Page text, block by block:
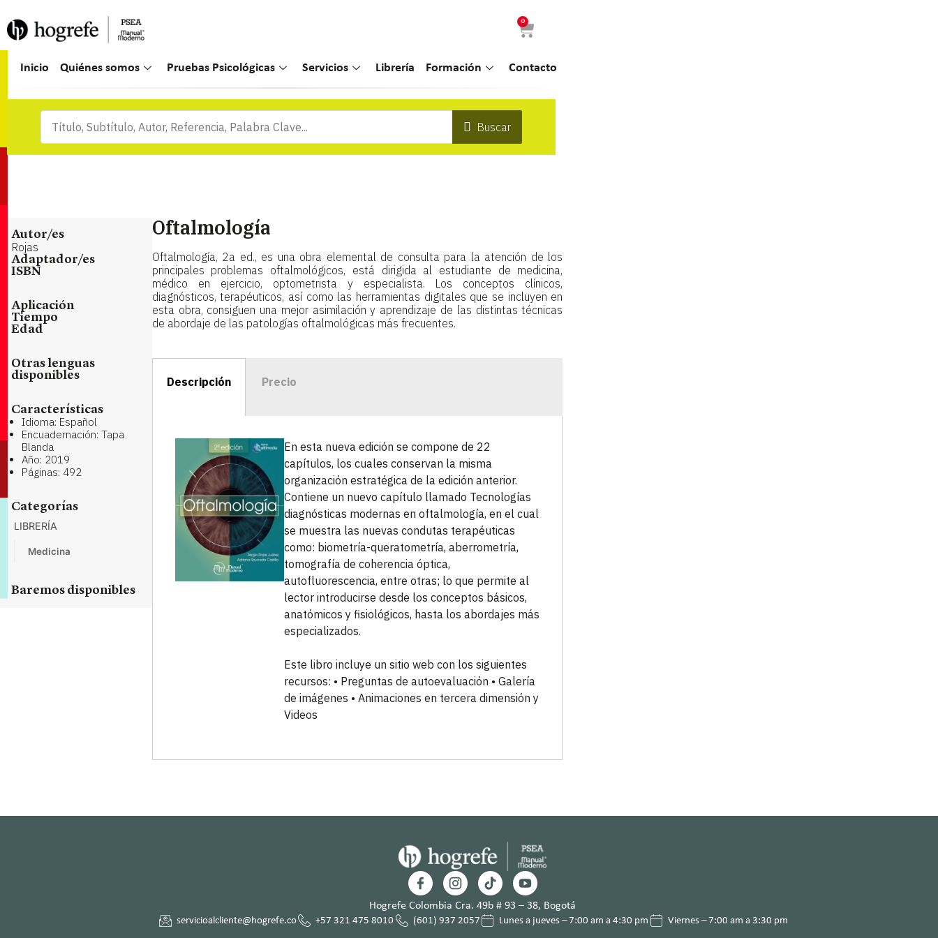
0
Inicio Quiénes somos Pruebas Psicológicas Servicios Librería Formación Contacto
Buscar
Autor/es
Rojas
Adaptador/es
ISBN
Aplicación
Tiempo
Edad
Otras lenguas
disponibles
Características
Idioma: Español
Encuadernación: Tapa
Blanda
Año: 2019
Páginas: 492
Categorías
LIBRERÍA
Medicina
Baremos disponibles
Oftalmología
Oftalmología, 2a ed., es una obra elemental de consulta para la atención de los
principales problemas oftalmológicos, está dirigida al estudiante de medicina,
médico en ejercicio, optometrista y especialista. Los conceptos clínicos,
diagnósticos, terapéuticos, así como las herramientas digitales que se incluyen en
esta obra, consiguen una mejor asimilación y aprendizaje de las distintas técnicas
de abordaje de las patologías oftalmológicas más frecuentes.
Descripción Precio
En esta nueva edición se compone de 22
capítulos, los cuales conservan la misma
organización estratégica de la edición anterior.
Contiene un nuevo capítulo llamado Tecnologías
diagnósticas modernas en oftalmología, en el cual
se muestra las nuevas condutas terapéuticas
como: biometría-queratometría, aberrometría,
tomografía de coherencia óptica,
autofluorescencia, entre otras; lo que permite al
lector introducirse desde los conceptos básicos,
anatómicos y fisiológicos, hasta los abordajes más
especializados.
Este libro incluye un sitio web con los siguientes
recursos: • Preguntas de autoevaluación • Galería
de imágenes • Animaciones en tercera dimensión y
Videos
Hogrefe Colombia Cra. 49b # 93 – 38, Bogotá
servicioalcliente@hogrefe.co +57 321 475 8010 (601) 937 2057 Lunes a jueves – 7:00 am a 4:30 pm Viernes – 7:00 am a 3:30 pm